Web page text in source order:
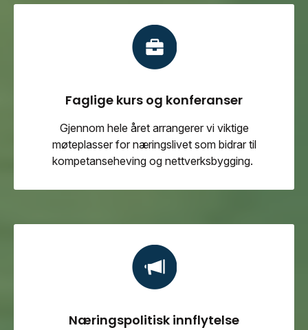
Faglige kurs og konferanser
Gjennom hele året arrangerer vi viktige
møteplasser for næringslivet som bidrar til
kompetanseheving og nettverksbygging.
Næringspolitisk innflytelse